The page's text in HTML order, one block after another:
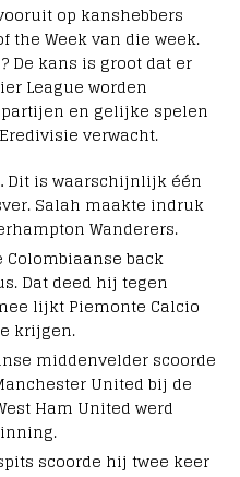
op kanshebbers
the Week van die week.
De kans is groot dat er
League worden
en gelijke spelen
verwacht.
Dit is waarschijnlijk één
Salah maakte indruk
Wanderers.
Colombiaanse back
Dat deed hij tegen
lijkt Piemonte Calcio
krijgen.
middenvelder scoorde
United bij de
Ham United werd
scoorde hij twee keer